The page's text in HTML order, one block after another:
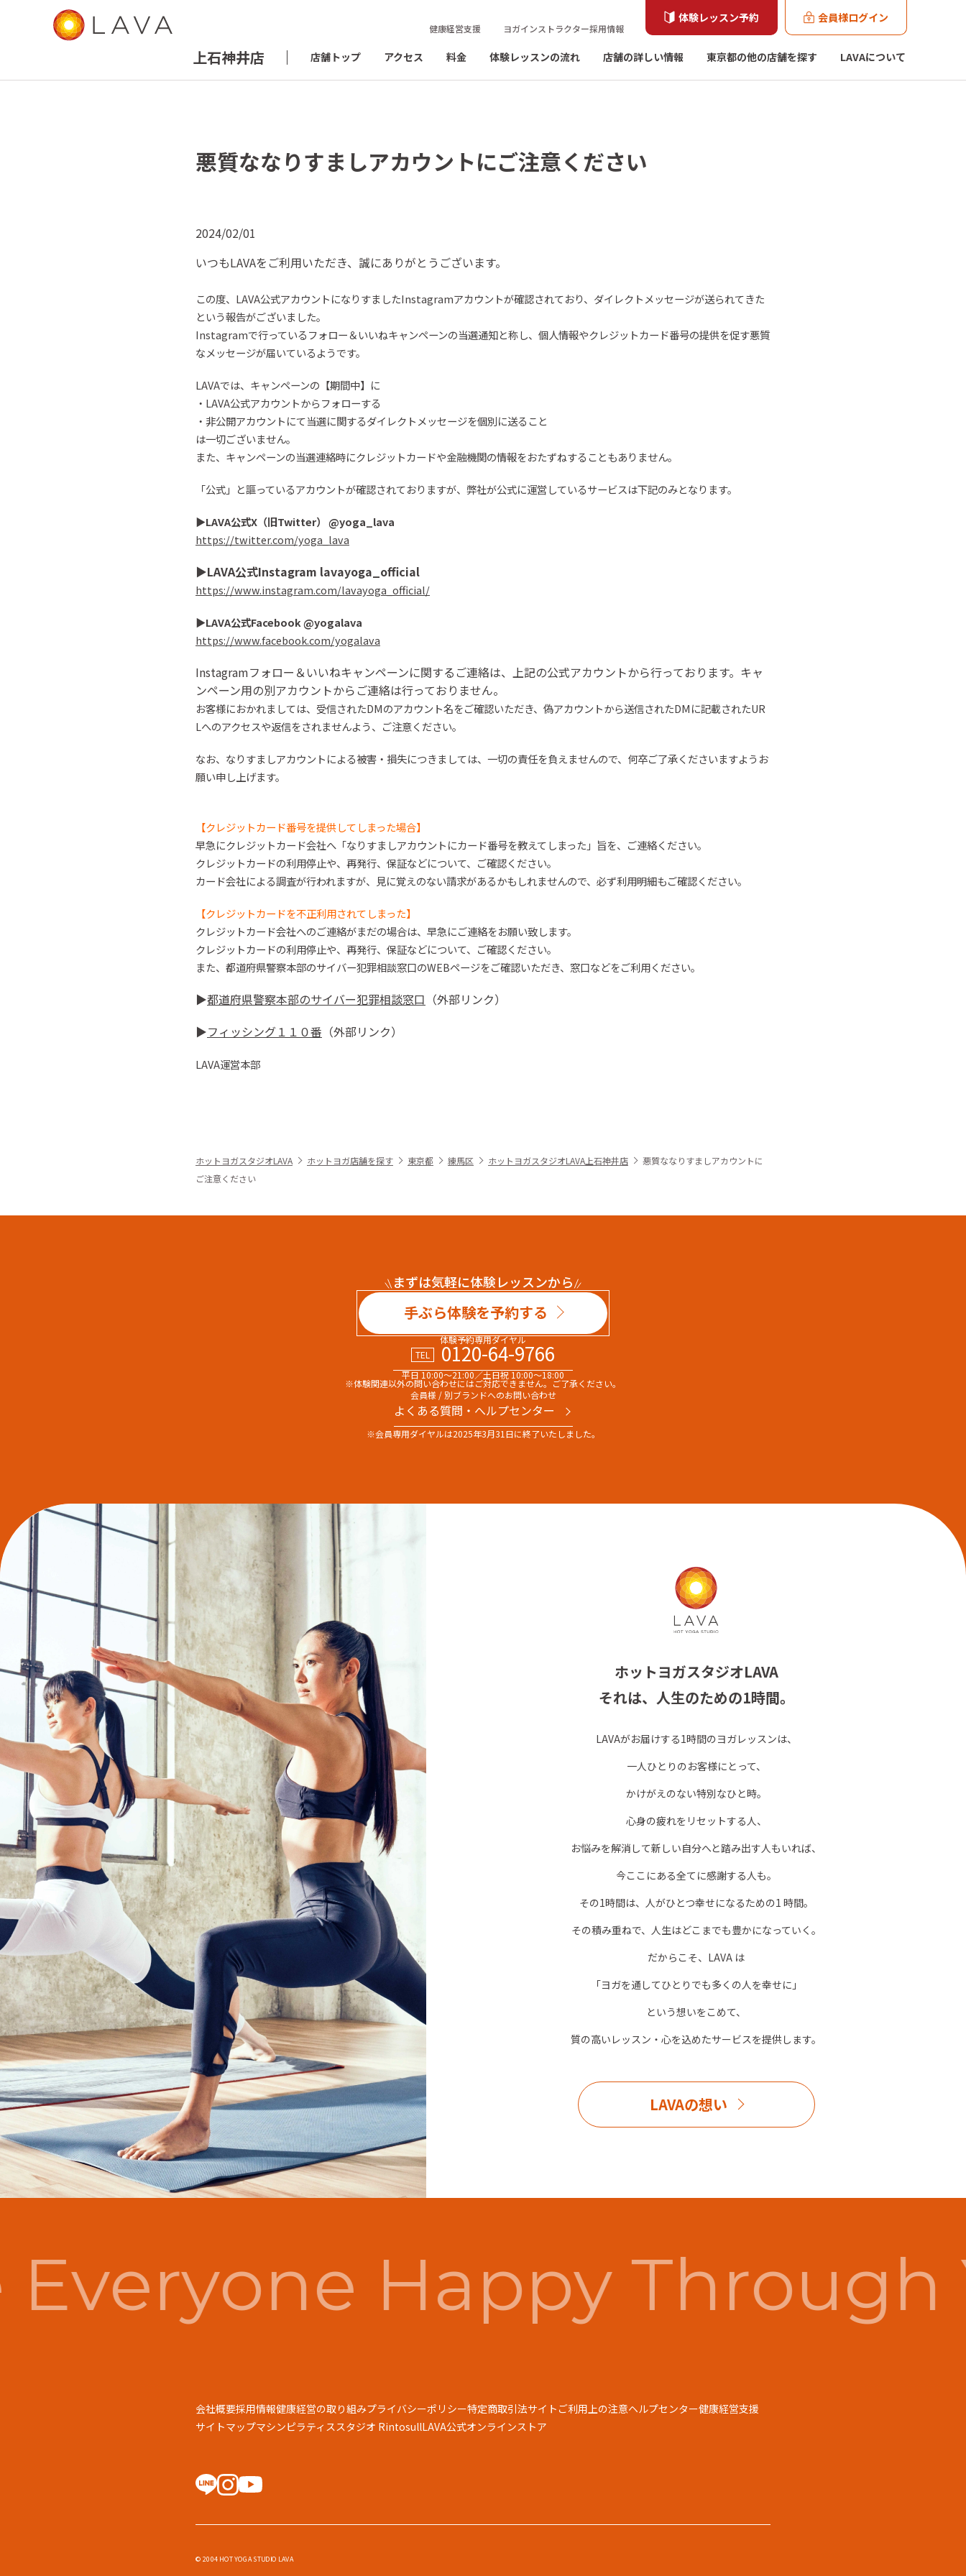
健康経営支援 ヨガインストラクター採用情報
体験レッスン予約 会員様ログイン
上石神井店 店舗トップ アクセス 料金 体験レッスンの流れ 店舗の詳しい情報 東京都の他の店舗を探す LAVAについて
悪質ななりすましアカウントにご注意ください
2024/02/01
いつもLAVAをご利用いただき、誠にありがとうございます。
この度、 LAVA公式アカウントになりすましたInstagramアカウントが確認されており、ダイレクトメッセージが送られてきた
という報告がございました。
Instagramで行っているフォロー＆いいねキャンペーンの当選通知と称し、個人情報やクレジットカード番号の提供を促す悪質
なメッセージが届いているようです。
LAVAでは、キャンペーンの【期間中】に
・LAVA公式アカウントからフォローする
・ 非公開アカウントにて当選に関するダイレクトメッセージを個別に送ること
は一切ございません。
また、 キャンペーンの当選連絡時にクレジットカードや金融機関の情報をおたずねすることもありません。
「公式」と謳っているアカウントが確認されておりますが、 弊社が公式に運営しているサービスは下記のみとなります。
▶︎LAVA公式X（旧Twitter） @yoga_lava
https://twitter.com/yoga_lava
▶︎LAVA公式Instagram lavayoga_official
https://www.instagram.com/lavayoga_official/
▶︎LAVA公式Facebook@yogalava
https://www.facebook.com/yogalava
Instagramフォロー＆いいねキャンペーンに関するご連絡は、上記の公式アカウントから行っております。キャ
ンペーン用の別アカウントからご連絡は行っておりません。
お客様におかれましては、受信されたDMのアカウント名をご確認いただき、偽アカウントから送信されたDMに記載されたUR
Lへのアクセスや返信をされませんよう、ご注意ください。
なお、なりすましアカウントによる被害・損失につきましては、一切の責任を負えませんので、 何卒ご了承くださいますようお
願い申し上げます。
【クレジットカード番号を提供してしまった場合】
早急にクレジットカード会社へ「なりすましアカウントにカード番号を教えてしまった」旨を、ご連絡ください。
クレジットカードの利用停止や、再発行、保証などについて、ご確認ください。
カード会社による調査が行われますが、見に覚えのない請求があるかもしれませんので、必ず利用明細もご確認ください。
【クレジットカードを不正利用されてしまった】
クレジットカード会社へのご連絡がまだの場合は、早急にご連絡をお願い致します。
クレジットカードの利用停止や、再発行、保証などについて、ご確認ください。
また、都道府県警察本部のサイバー犯罪相談窓口のWEBページをご確認いただき、窓口などをご利用ください。
▶︎都道府県警察本部のサイバー犯罪相談窓口 （外部リンク）
▶︎フィッシング１１０番 （外部リンク）
LAVA運営本部
ホットヨガスタジオLAVA ホットヨガ店舗を探す 東京都 練馬区 ホットヨガスタジオLAVA上石神井店
悪質ななりすましアカウントに
ご注意ください
まずは気軽に体験レッスンから
手ぶら体験を予約する
体験予約専用ダイヤル
TEL
0120-64-9766
平日 10:00～21:00／土日祝 10:00～18:00
※体験関連以外の問い合わせにはご対応できません。ご了承ください。
会員様 / 別ブランドへのお問い合わせ
よくある質問・へルプセンター
※会員専用ダイヤルは2025年3月31日に終了いたしました。
ホットヨガスタジオLAVA
それは、人生のための1時間。
LAVAがお届けする1時間のヨガレッスンは、
一人ひとりのお客様にとって、
かけがえのない特別なひと時。
心身の疲れをリセットする人、
お悩みを解消して新しい自分へと踏み出す人もいれば、
今ここにある全てに感謝する人も。
その1時間は、人がひとつ幸せになるための1 時間。
その積み重ねで、人生はどこまでも豊かになっていく。
だからこそ、LAVA は
「ヨガを通してひとりでも多くの人を幸せに」
という想いをこめて、
質の高いレッスン・心を込めたサービスを提供します。
LAVAの想い
Happy Through
会社概要採用情報健康経営の取り組みプライバシーポリシー特定商取引法サイトご利用上の注意ヘルプセンター健康経営支援
サイトマップマシンピラティススタジオ RintosullLAVA公式オンラインストア
© 2004 HOT YOGA STUDIO LAVA